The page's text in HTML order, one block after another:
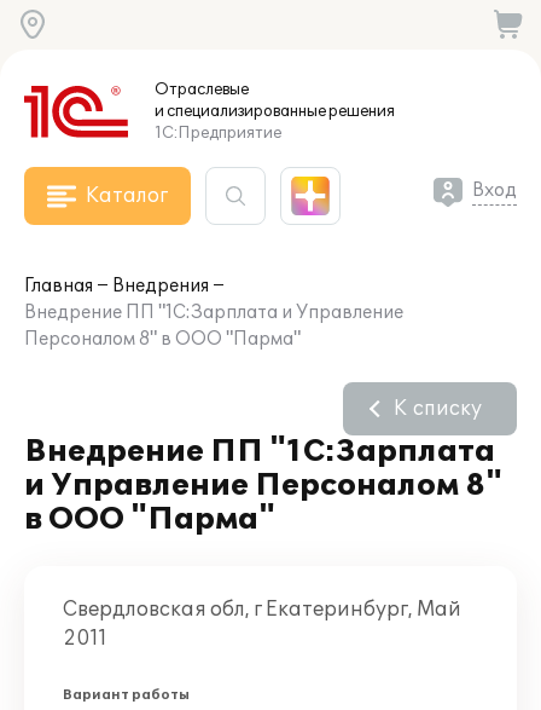
Отраслевые
и специализированныерешения
1С:Предприятие
Каталог Вход
Главная
Внедрения
Внедрение ПП "1С:Зарплата и Управление
Персоналом 8" в ООО "Парма"
Внедрение ПП "1С:Зарплата
и Управление Персоналом 8"
в ООО "Парма"
К списку
Свердловская обл, г Екатеринбург, Май
2011
Вариант работы